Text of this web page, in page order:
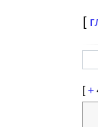
[
[+